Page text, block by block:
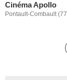
Cinéma Apollo
Pontault-Combault